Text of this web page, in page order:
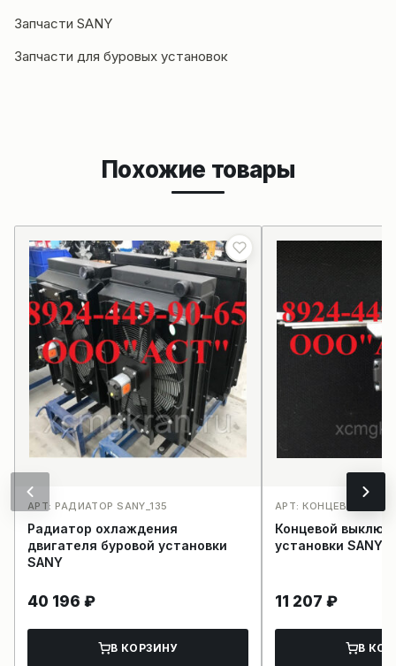
Запчасти SANY
Запчасти для буровых установок
Похожие товары
АРТ: РАДИАТОР SANY_135
Радиатор охлаждения
двигателя буровой установки
SANY
40 196 ₽
В КОРЗИНУ
АРТ: КОНЦЕВИК
Концевой
установки SANY
11 207 ₽
В